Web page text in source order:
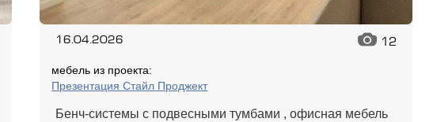
16.04.2026 12
мебель из проекта:
Презентация Стайл Проджект
Бенч-системы с подвесными тумбами , офисная мебель